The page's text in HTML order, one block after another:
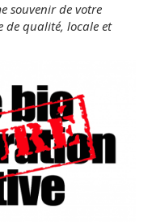
souvenir de votre
de qualité, locale et